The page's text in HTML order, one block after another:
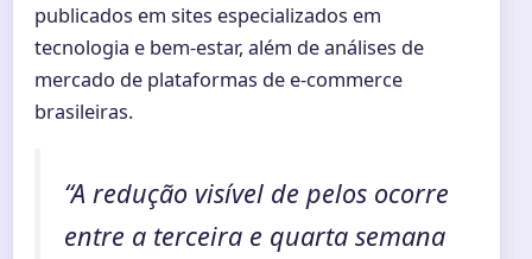
publicados em sites especializados em
tecnologia e bem-estar, além de análises de
mercado de plataformas de e-commerce
brasileiras.
“A redução visível de pelos ocorre
entre a terceira e quarta semana